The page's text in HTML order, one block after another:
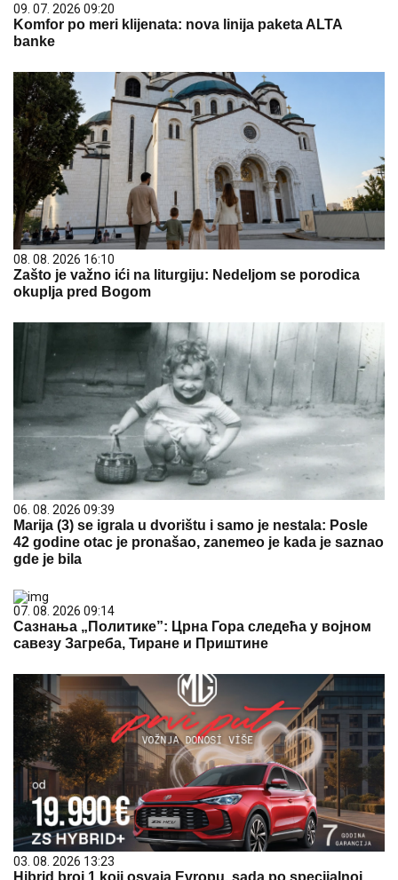
09. 07. 2026 09:20
Komfor po meri klijenata: nova linija paketa ALTA
banke
08. 08. 2026 16:10
Zašto je važno ići na liturgiju: Nedeljom se porodica
okuplja pred Bogom
06. 08. 2026 09:39
Marija (3) se igrala u dvorištu i samo je nestala: Posle
42 godine otac je pronašao, zanemeo je kada je saznao
gde je bila
07. 08. 2026 09:14
Сазнања „Политике”: Црна Гора следећа у војном
савезу Загреба, Тиране и Приштине
03. 08. 2026 13:23
Hibrid broj 1 koji osvaja Evropu, sada po specijalnoj